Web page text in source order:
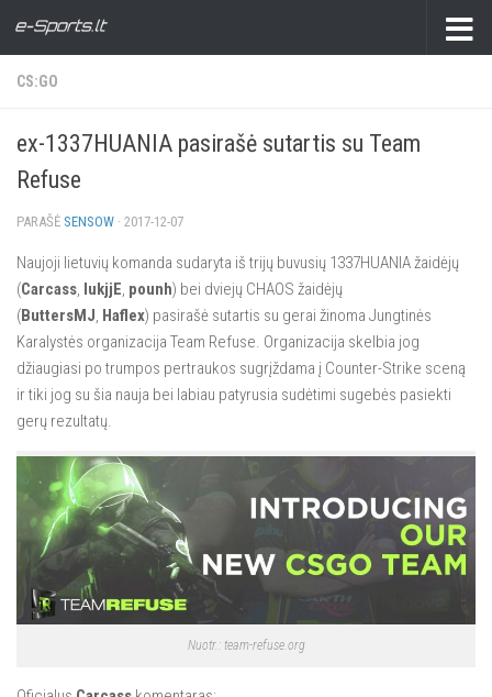
CS:GO
ex-1337HUANIA pasirašė sutartis su Team
Refuse
PARAŠĖ SENSOW · 2017-12-07
Naujoji lietuvių komanda sudaryta iš trijų buvusių 1337HUANIA žaidėjų
(Carcass, lukjjE, pounh) bei dviejų CHAOS žaidėjų
(ButtersMJ, Haflex) pasirašė sutartis su gerai žinoma Jungtinės
Karalystės organizacija Team Refuse. Organizacija skelbia jog
džiaugiasi po trumpos pertraukos sugrįždama į Counter-Strike sceną
ir tiki jog su šia nauja bei labiau patyrusia sudėtimi sugebės pasiekti
gerų rezultatų.
Nuotr.: team-refuse.org